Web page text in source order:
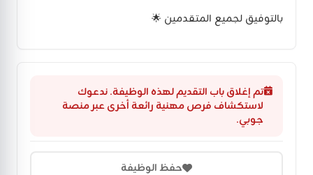
تم إغلاق باب التقديم لهذه الوظيفة. ندعوك
لاستكشاف فرص مهنية رائعة أخرى عبر منصة
جوبي.
حفظ الوظيفة
بالتوفيق لجميع المتقدمين 🌟